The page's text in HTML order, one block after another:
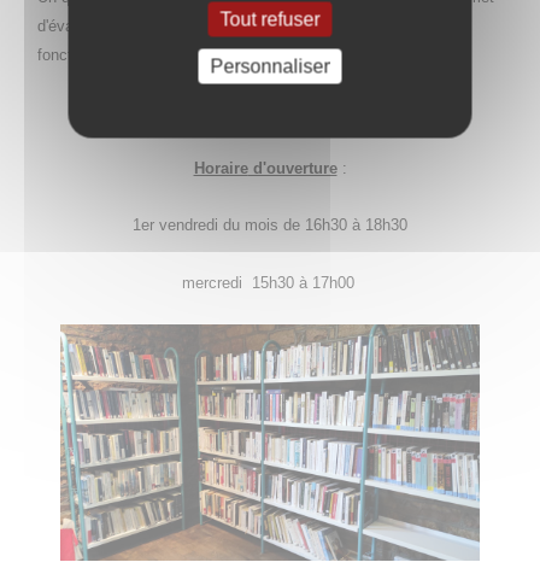
d'évaluer les souhaits de chacunpour améliorer le
fonctionnement.
Horaired'ouverture :
1er vendredi du mois de 16h30 à 18h30
mercredi 15h30 à 17h00
Tout refuser
Personnaliser